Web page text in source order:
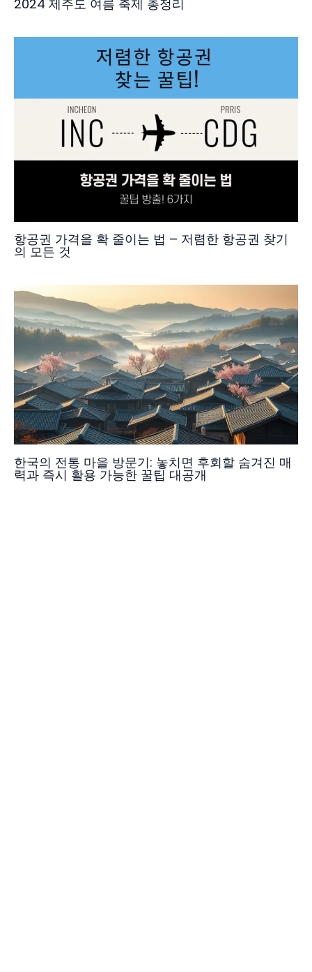
2024 제주도 여름 축제 총정리
항공권 가격을 확 줄이는 법 – 저렴한 항공권 찾기
의 모든 것
한국의 전통 마을 방문기: 놓치면 후회할 숨겨진 매
력과 즉시 활용 가능한 꿀팁 대공개